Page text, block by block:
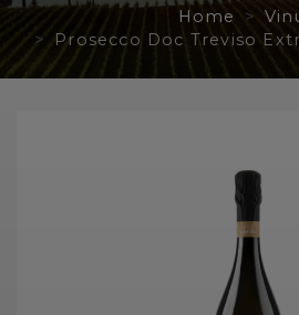
Home
Prosecco Doc Treviso